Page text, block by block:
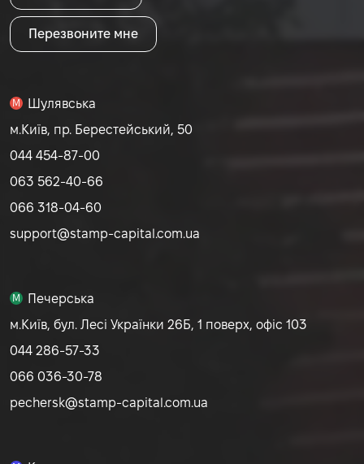
Перезвоните мне
M
Шулявська
м.Київ, пр. Берестейський, 50
044 454-87-00
063 562-40-66
066 318-04-60
support@stamp-capital.com.ua
M
Печерська
м.Київ, бул. Лесі Українки 26Б, 1 поверх, офіс 103
044 286-57-33
066 036-30-78
pechersk@stamp-capital.com.ua